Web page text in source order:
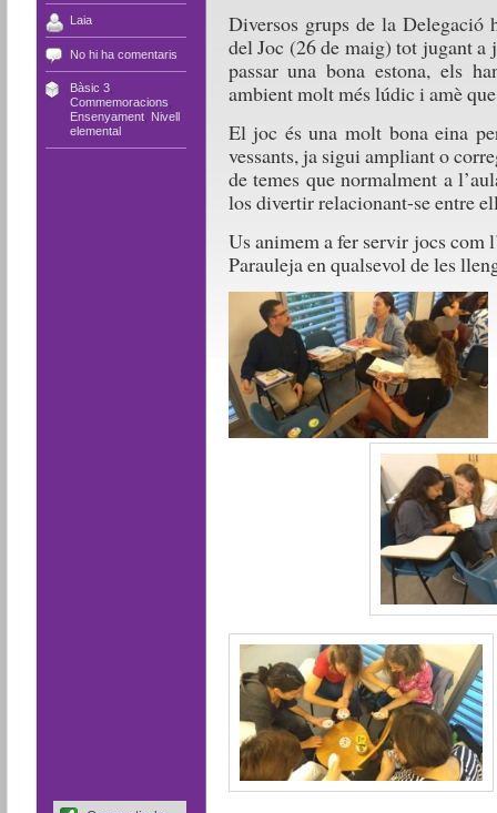
Laia
No hi ha comentaris
Bàsic 3,
Commemoracions
Ensenyament, Nivell
elemental
Diversos grups de la Delegació
del Joc (26 de maig) tot jugant a
passar una bona estona, els
ambient molt més lúdic i amè
El joc és una molt bona eina
vessants, ja sigui ampliant o
de temes que normalment a
los divertir relacionant-se entre
Us animem a fer servir jocs com
Parauleja en qualsevol de les